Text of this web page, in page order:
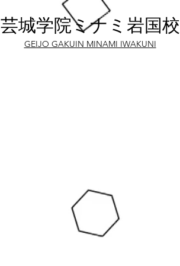
芸城学院ミナミ岩国校
GEIJO GAKUIN MINAMI IWAKUNI